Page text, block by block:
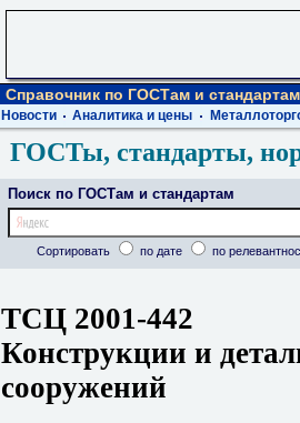
Справочник по ГОСТам и стандартам
Новости Аналитика и цены
ГОСТы, стандарты,
Поиск по ГОСТам и стандартам
Сортировать по дате по
ТСЦ 2001-442
Конструкции и
сооружений